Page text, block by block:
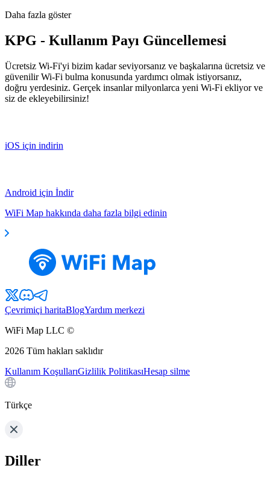
Daha fazla göster
KPG - Kullanım Payı Güncellemesi
Ücretsiz Wi-Fi'yi bizim kadar seviyorsanız ve başkalarına ücretsiz ve
güvenilir Wi-Fi bulma konusunda yardımcı olmak istiyorsanız,
doğru yerdesiniz. Gerçek insanlar milyonlarca yeni Wi-Fi ekliyor ve
siz de ekleyebilirsiniz!
iOS için indirin
Android için İndir
WiFi Map hakkında daha fazla bilgi edinin
Çevrimiçi haritaBlogYardım merkezi
WiFi Map LLC ©
2026 Tüm hakları saklıdır
Kullanım KoşullarıGizlilik PolitikasıHesap silme
Türkçe
Diller